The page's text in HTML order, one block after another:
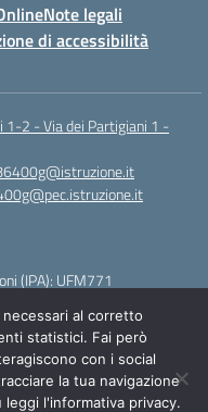
Note legali
di accessibilità
2 - Via dei Partigiani 1 -
(IPA): UFM771
di Designers Italia
al corretto
statistici. Fai però
con i social
la tua navigazione
l'informativa privacy.